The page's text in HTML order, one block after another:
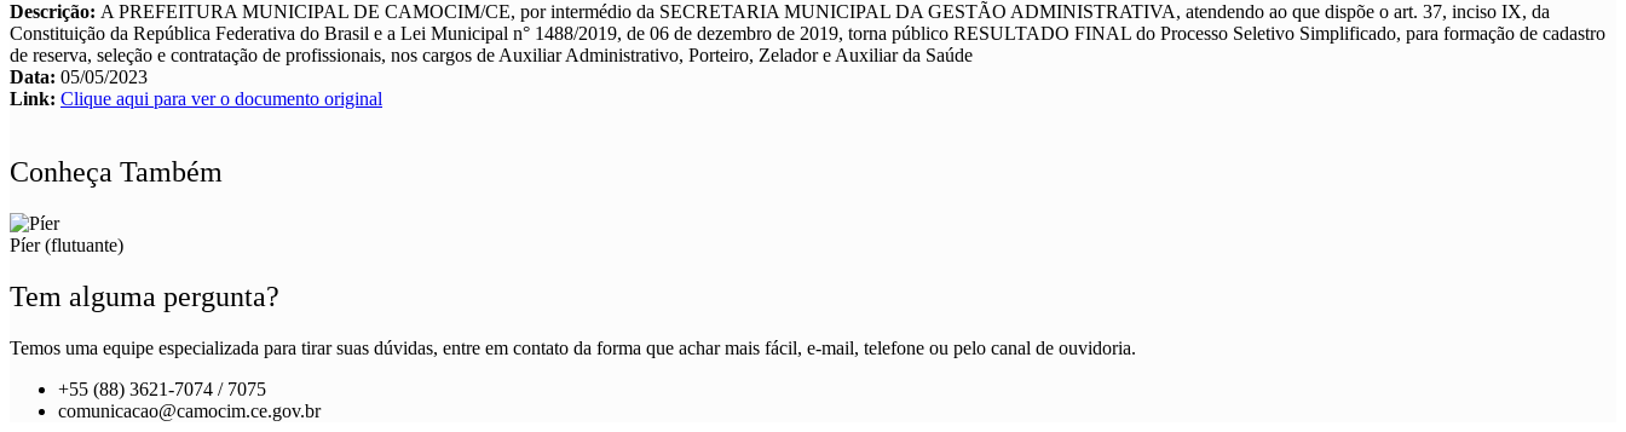
Descrição: A PREFEITURA MUNICIPAL DE CAMOCIM/CE, por intermédio da SECRETARIA MUNICIPAL DA GESTÃO ADMINISTRATIVA, atendendo ao que dispõe o art. 37, inciso IX, da
Constituição da República Federativa do Brasil e a Lei Municipal n° 1488/2019, de 06 de dezembro de 2019, torna público RESULTADO FINAL do Processo Seletivo Simplificado, para formação de cadastro
de reserva, seleção e contratação de profissionais, nos cargos de Auxiliar Administrativo, Porteiro, Zelador e Auxiliar da Saúde
Data: 05/05/2023
Link: Clique aqui para ver o documento original
Conheça Também
Píer (flutuante)
Tem alguma pergunta?
Temos uma equipe especializada para tirar suas dúvidas, entre em contato da forma que achar mais fácil, e-mail, telefone ou pelo canal de ouvidoria.
+55 (88) 3621-7074 / 7075
comunicacao@camocim.ce.gov.br